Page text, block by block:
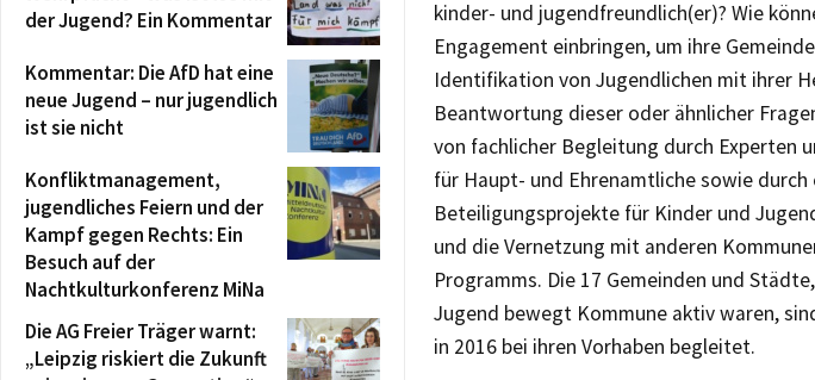
kinder- und jugendfreundlich(er)? Wie
Engagement einbringen, um ihre
Identifikation von Jugendlichen mit ihrer
Beantwortung dieser oder ähnlicher
von fachlicher Begleitung durch Experten
für Haupt- und Ehrenamtliche sowie
Beteiligungsprojekte für Kinder und
und die Vernetzung mit anderen
Programms. Die 17 Gemeinden und
Jugend bewegt Kommune aktiv waren,
in 2016 bei ihren Vorhaben begleitet.
der Jugend? Ein Kommentar
Kommentar: Die AfD hat eine
neue Jugend – nur jugendlich
ist sie nicht
Konfliktmanagement,
jugendliches Feiern und der
Kampf gegen Rechts: Ein
Besuch auf der
Nachtkulturkonferenz MiNa
Die AG Freier Träger warnt:
„Leipzig riskiert die Zukunft